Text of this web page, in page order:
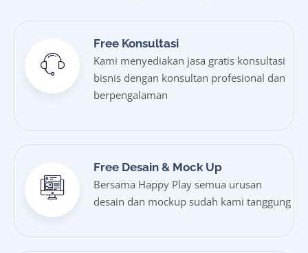
Free Konsultasi
Kami menyediakan jasa gratis konsultasi
bisnis dengan konsultan profesional dan
berpengalaman
Free Desain & Mock Up
Bersama Happy Play semua urusan
desain dan mockup sudah kami tanggung